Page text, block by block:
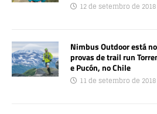
12 de setembro de 2018
Nimbus Outdoor está
provas de trail run
e Pucón, no Chile
11 de setembro de 2018